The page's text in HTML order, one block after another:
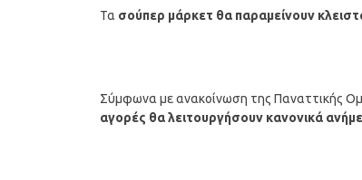
Τα σούπερ μάρκετ θα παραμείνουν
Σύμφωνα με ανακοίνωση της Παναττικής
αγορές θα λειτουργήσουν κανονικά